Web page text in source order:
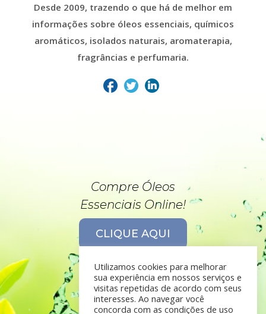
Desde 2009, trazendo o que há de melhor em
informações sobre óleos essenciais, químicos
aromáticos, isolados naturais, aromaterapia,
fragrâncias e perfumaria.
Compre Óleos
Essenciais Online!
CLIQUE AQUI
Utilizamos cookies para melhorar
sua experiência em nossos serviços e
visitas repetidas de acordo com seus
interesses. Ao navegar você
concorda com as condições de uso